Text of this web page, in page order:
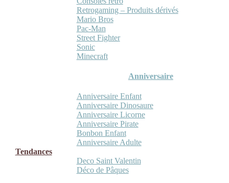
Retrogaming – Produits dérivés
Mario Bros
Pac-Man
Street Fighter
Sonic
Minecraft
Anniversaire
Anniversaire Enfant
Anniversaire Dinosaure
Anniversaire Licorne
Anniversaire Pirate
Bonbon Enfant
Anniversaire Adulte
Tendances
Deco Saint Valentin
Déco de Pâques